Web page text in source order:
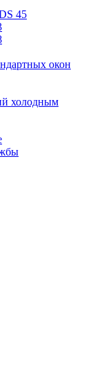
45
окон
холодным